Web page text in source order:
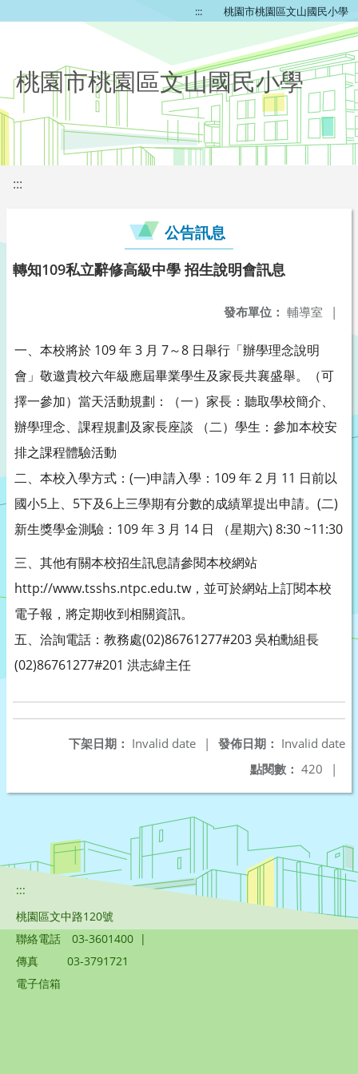
::: 桃園市桃園區文山國民小學
桃園市桃園區文山國民小學
:::
公告訊息
轉知109私立辭修高級中學 招生說明會訊息
發布單位： 輔導室 |
一、本校將於 109 年 3 月 7～8 日舉行「辦學理念說明
會」敬邀貴校六年級應屆畢業學生及家長共襄盛舉。（可
擇一參加）當天活動規劃：（一）家長：聽取學校簡介、
辦學理念、課程規劃及家長座談 （二）學生：參加本校安
排之課程體驗活動
二、本校入學方式：(一)申請入學：109 年 2 月 11 日前以
國小5上、5下及6上三學期有分數的成績單提出申請。(二)
新生獎學金測驗：109 年 3 月 14 日 （星期六) 8:30 ~11:30
三、其他有關本校招生訊息請參閱本校網站
http://www.tsshs.ntpc.edu.tw，並可於網站上訂閱本校
電子報，將定期收到相關資訊。
五、洽詢電話：教務處(02)86761277#203 吳柏勳組長
(02)86761277#201 洪志緯主任
發佈日期： Invalid date
下架日期： Invalid date
|
點閱數： 420 |
:::
桃園區文中路120號
聯絡電話
03-3601400 |
傳真
03-3791721
電子信箱